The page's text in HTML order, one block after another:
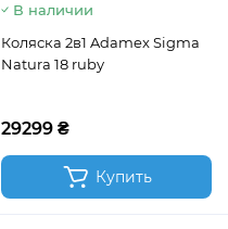
В наличии
Коляска 2в1 Adamex Sigma
Natura 18 ruby
29299 ₴
Купить